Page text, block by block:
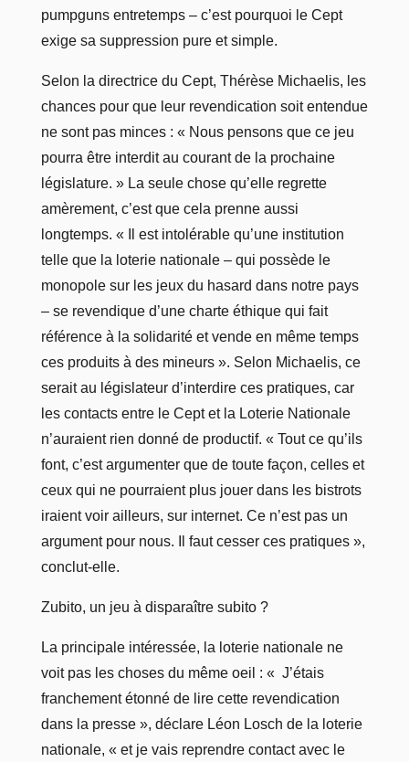
pumpguns entretemps – c’est pourquoi le Cept
exige sa suppression pure et simple.
Selon la directrice du Cept, Thérèse Michaelis, les
chances pour que leur revendication soit entendue
ne sont pas minces : « Nous pensons que ce jeu
pourra être interdit au courant de la prochaine
législature. » La seule chose qu’elle regrette
amèrement, c’est que cela prenne aussi
longtemps. « Il est intolérable qu’une institution
telle que la loterie nationale – qui possède le
monopole sur les jeux du hasard dans notre pays
– se revendique d’une charte éthique qui fait
référence à la solidarité et vende en même temps
ces produits à des mineurs ». Selon Michaelis, ce
serait au législateur d’interdire ces pratiques, car
les contacts entre le Cept et la Loterie Nationale
n’auraient rien donné de productif. « Tout ce qu’ils
font, c’est argumenter que de toute façon, celles et
ceux qui ne pourraient plus jouer dans les bistrots
iraient voir ailleurs, sur internet. Ce n’est pas un
argument pour nous. Il faut cesser ces pratiques »,
conclut-elle.
Zubito, un jeu à disparaître subito ?
La principale intéressée, la loterie nationale ne
voit pas les choses du même oeil : « J’étais
franchement étonné de lire cette revendication
dans la presse », déclare Léon Losch de la loterie
nationale, « et je vais reprendre contact avec le